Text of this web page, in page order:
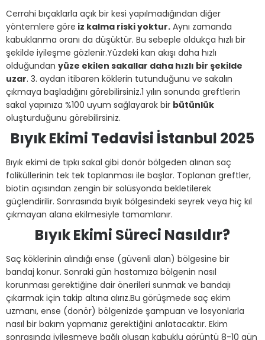
Cerrahi bıçaklarla açık bir kesi yapılmadığından diğer
yöntemlere göre iz kalma riski yoktur. Aynı zamanda
kabuklanma oranı da düşüktür. Bu sebeple oldukça hızlı bir
şekilde iyileşme gözlenir.Yüzdeki kan akışı daha hızlı
olduğundan yüze ekilen sakallar daha hızlı bir şekilde
uzar. 3. aydan itibaren köklerin tutunduğunu ve sakalın
çıkmaya başladığını görebilirsiniz.1 yılın sonunda greftlerin
sakal yapınıza %100 uyum sağlayarak bir bütünlük
oluşturduğunu görebilirsiniz.
Bıyık Ekimi Tedavisi İstanbul 2025
Bıyık ekimi de tıpkı sakal gibi donör bölgeden alınan saç
foliküllerinin tek tek toplanması ile başlar. Toplanan greftler,
biotin açısından zengin bir solüsyonda bekletilerek
güçlendirilir. Sonrasında bıyık bölgesindeki seyrek veya hiç kıl
çıkmayan alana ekilmesiyle tamamlanır.
Bıyık Ekimi Süreci Nasıldır?
Saç köklerinin alındığı ense (güvenli alan) bölgesine bir
bandaj konur. Sonraki gün hastamıza bölgenin nasıl
korunması gerektiğine dair önerileri sunmak ve bandajı
çıkarmak için takip altına alırız.Bu görüşmede saç ekim
uzmanı, ense (donör) bölgenizde şampuan ve losyonlarla
nasıl bir bakım yapmanız gerektiğini anlatacaktır. Ekim
sonrasında iyileşmeye bağlı oluşan kabuklu görüntü 8-10 gün